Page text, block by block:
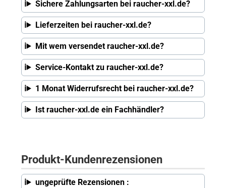
Sichere Zahlungsarten bei raucher-xxl.de?
Lieferzeiten bei raucher-xxl.de?
Mit wem versendet raucher-xxl.de?
Service-Kontakt zu raucher-xxl.de?
1 Monat Widerrufsrecht bei raucher-xxl.de?
Ist raucher-xxl.de ein Fachhändler?
Produkt-Kundenrezensionen
ungeprüfte Rezensionen :